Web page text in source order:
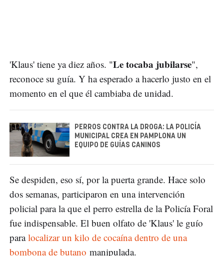
'Klaus' tiene ya diez años. "Le tocaba jubilarse",
reconoce su guía. Y ha esperado a hacerlo justo en el
momento en el que él cambiaba de unidad.
PERROS CONTRA LA DROGA: LA POLICÍA
MUNICIPAL CREA EN PAMPLONA UN
EQUIPO DE GUÍAS CANINOS
Se despiden, eso sí, por la puerta grande. Hace solo
dos semanas, participaron en una intervención
policial para la que el perro estrella de la Policía Foral
fue indispensable. El buen olfato de 'Klaus' le guío
paralocalizar un kilo de cocaína dentro de una
bombona de butano manipulada.